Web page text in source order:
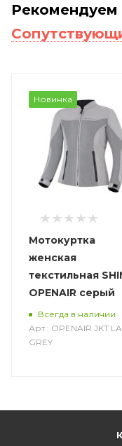
Рекомендуем
Новинка
Мотокуртка
женская
текстильная
OPENAIR серый
Всегда в наличии
Арт.: OPENAIR JKT
GREY